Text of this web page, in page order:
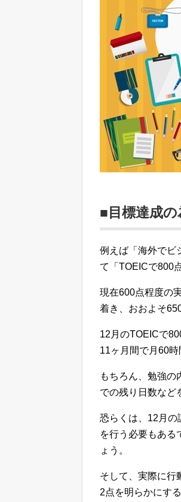
■目標達成
例えば「海外でビ
て「TOEICで800
現在600点程度の
着き、おおよそ
12月のTOEICで
11ヶ月間で月60
もちろん、勉強の
での残り日数など
恐らくは、12月の
を行う必要もある
ょう。
そして、実際に行
2点を明らかにす